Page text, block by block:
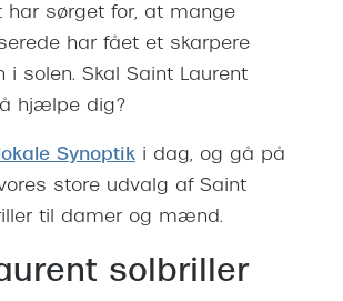
har sørget for, at mange
har fået et skarpere
i solen. Skal Saint Laurent
hjælpe dig?
Synoptik i dag, og gå på
store udvalg af Saint
til damer og mænd.
solbriller